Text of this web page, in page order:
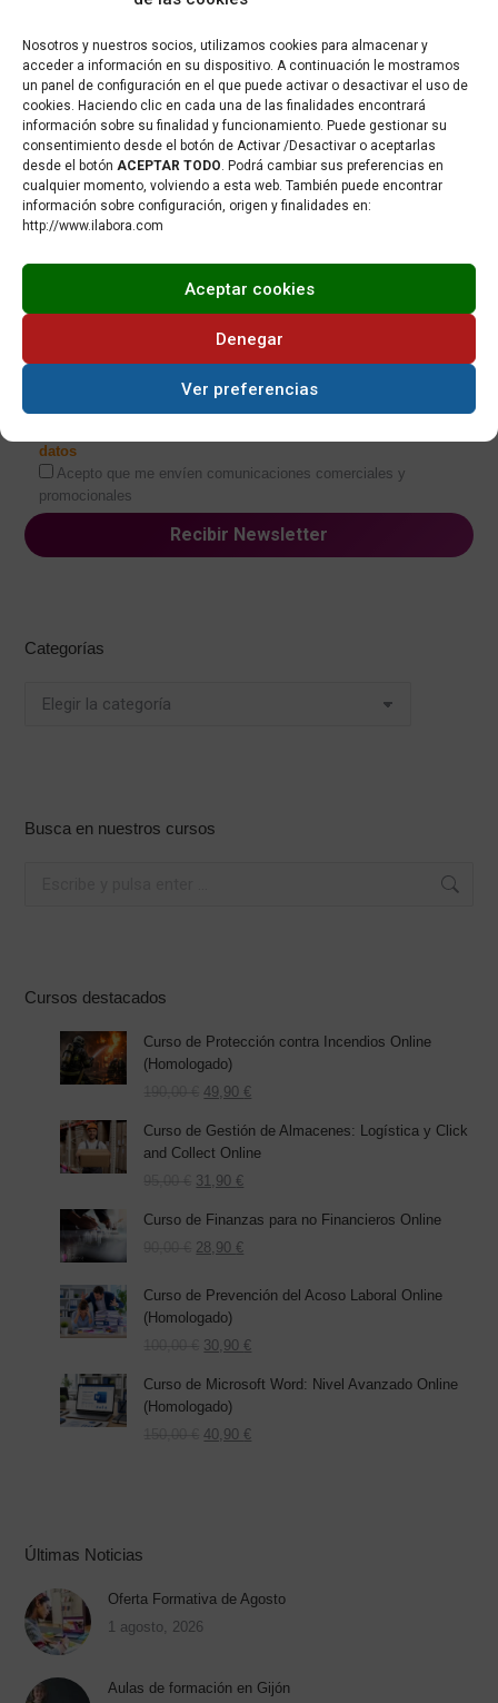
Nosotros y nuestros socios, utilizamos cookies para almacenar y
acceder a información en su dispositivo. A continuación le mostramos
un panel de configuración en el que puede activar o desactivar el uso de
cookies. Haciendo clic en cada una de las finalidades encontrará
información sobre su finalidad y funcionamiento. Puede gestionar su
consentimiento desde el botón de Activar /Desactivar o aceptarlas
desde el botón ACEPTAR TODO. Podrá cambiar sus preferencias en
cualquier momento, volviendo a esta web. También puede encontrar
información sobre configuración, origen y finalidades en:
http://www.ilabora.com
Aceptar cookies
Denegar
Ver preferencias
Las diferencias entre marketing y
publicidad: ¿qué son y cómo se
relacionan?
8 julio, 2026
¿Quieres recibir la newsletter? Sé el primero en recibir las últimas
datos
Acepto que me envíen comunicaciones comerciales y
promocionales
Categorías
Busca en nuestros cursos
Cursos destacados
Curso de Protección contra Incendios Online
(Homologado)
190,00 € El
original
era:
190,00 €.
49,90 €El
actual
es:
Curso de Gestión de Almacenes: Logística y Click
and Collect Online
95,00 € El
original
era:
31,90 €El
actual
es:
Curso de Finanzas para no Financieros Online
90,00 € El
original
era:
90,00 €.
28,90 €El
actual
28,90 €.
Curso de Prevención del Acoso Laboral Online
(Homologado)
€ El
original
era:
100,00 €.
30,90 €El
actual
30,90 €.
Curso de Microsoft Word: Nivel Avanzado Online
(Homologado)
€ El
40,90 €El
Últimas Noticias
Oferta Formativa de Agosto
1 agosto, 2026
Aulas de formación en Gijón